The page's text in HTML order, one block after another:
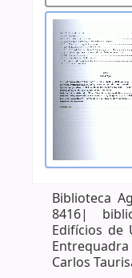
Biblioteca
8416|
Edifícios de
Carlos